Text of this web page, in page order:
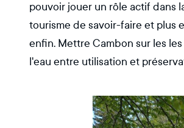
pouvoir jouer un rôle actif dans
tourisme de savoir-faire et plus
enfin. Mettre Cambon sur les
l'eau entre utilisation et